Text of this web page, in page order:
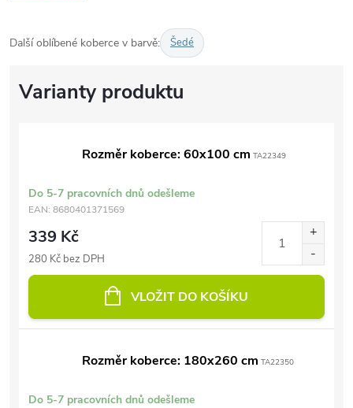
Další oblíbené koberce v barvě: Šedé
Rozměr koberce: 60x100 cm TA22349
Do 5-7 pracovních dnů odešleme
EAN: 8680401371569
339 Kč
280 Kč bez DPH
VLOŽIT DO KOŠÍKU
Rozměr koberce: 180x260 cm TA22350
Do 5-7 pracovních dnů odešleme